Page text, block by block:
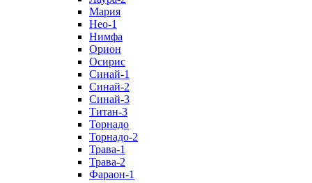
Мария
Нео-1
Нимфа
Орион
Осирис
Синай-1
Синай-2
Синай-3
Титан-3
Торнадо
Торнадо-2
Трава-1
Трава-2
Фараон-1